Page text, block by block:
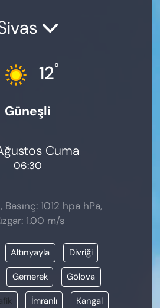
12°
Güneşli
Cuma
06:30
Basınç: 1012 hpa hPa,
1.00 m/s
Altınyayla Divriği
Gemerek Gölova
İmranlı Kangal
HABERLERİ